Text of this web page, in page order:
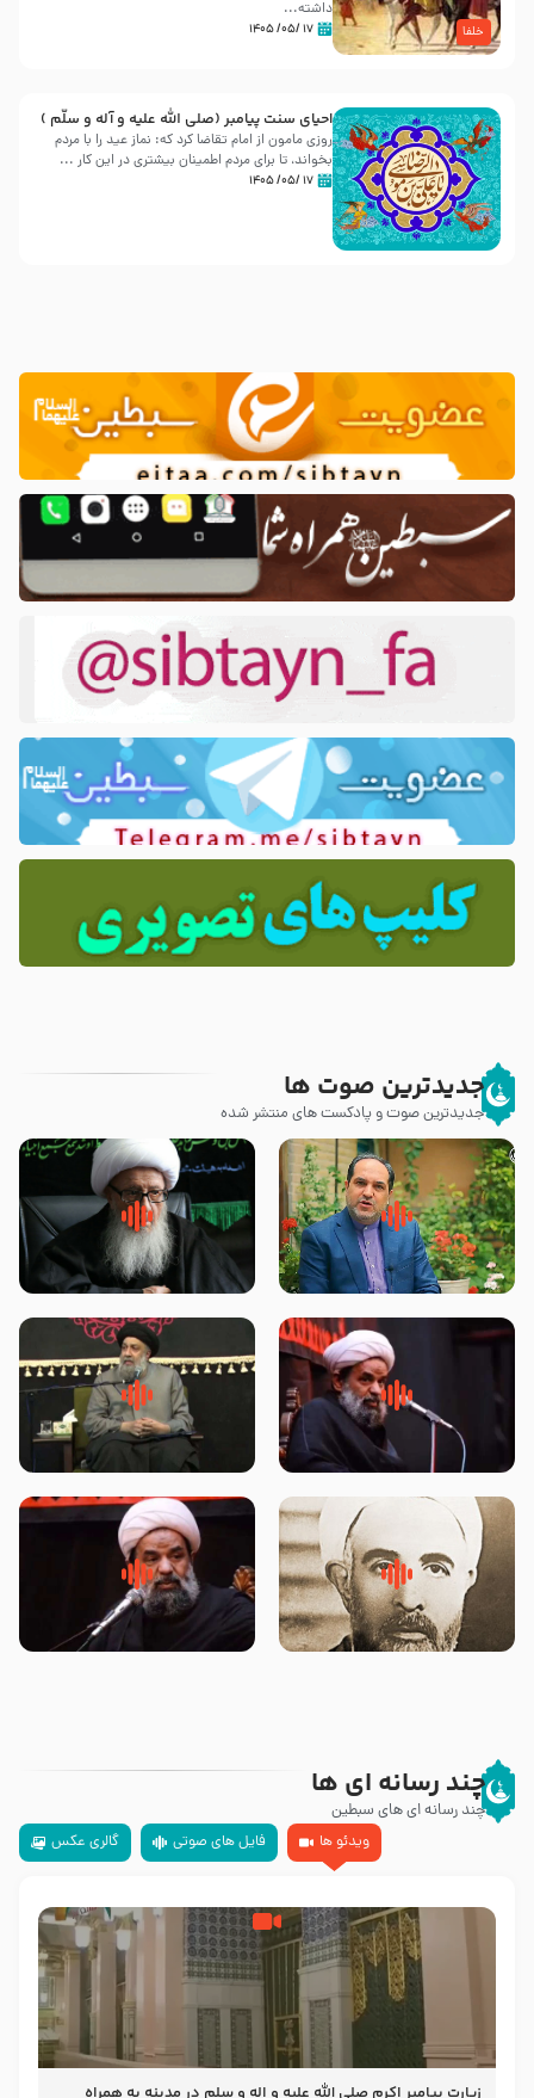
خلفا
داشته‌...
۱۷ /۰۵/ ۱۴۰۵
احیای سنت پیامبر (صلی الله علیه و آله و سلّم )
روزی مامون از امام تقاضا کرد که: نماز عید را با مردم
بخواند، تا برای مردم اطمینان بیشتری در این کار ...
۱۷ /۰۵/ ۱۴۰۵
جدیدترین صوت ها
جدیدترین صوت و پادکست های منتشر شده
پیامبر صلی الله علیه وآله و سلم
فرمودند وای بر بچه های آخر
زوّار اربعین امام حسین (علیه
السلام) با این اشتیاق به زیارت
روضه جانسوز پاره های جگر امام
حسن مجتبی علیه السلام-حجت
لقب حضرت رقیه سلام الله علیها به
چه معناست – حجت الاسلام علوی
روضه‌ی مجلس یزید ملعون و
اسارت اهل‌بیت علیهم‌السلام –
سلام جوانی که امام حسین علیه
السلام خودش جوابش را دادند
چند رسانه ای ها
چند رسانه ای های سبطین
ویدئو ها
فایل های صوتی گالری عکس
زیارت پیامبر اکرم صلی الله علیه و اله و سلم در مدینه به همراه